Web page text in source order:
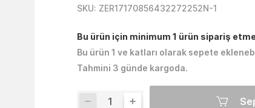
SKU: ZER17170856432272252N-1
Bu ürün için minimum 1 ürün sipariş
Bu ürün 1 ve katları olarak sepete
Tahmini 3 günde kargoda.